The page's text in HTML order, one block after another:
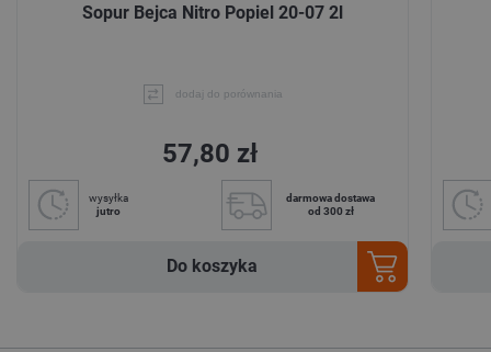
Sopur Bejca Nitro Popiel 20-07 2l
dodaj do porównania
57,80 zł
wysyłka
jutro
darmowa dostawa
od 300 zł
Do koszyka